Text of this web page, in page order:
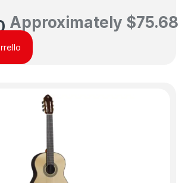
Approximately $75.68